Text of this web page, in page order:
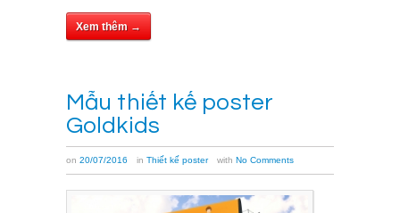
Xem thêm →
Mẫu thiết kế poster
Goldkids
on 20/07/2016 in Thiết kế poster with No Comments